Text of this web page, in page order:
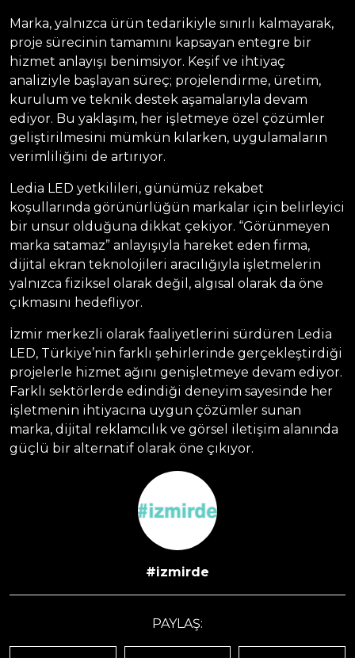
#izmirde
PAYLAŞ:
Marka, yalnızca ürün tedarikiyle sınırlı kalmayarak,
proje sürecinin tamamını kapsayan entegre bir
hizmet anlayışı benimsiyor. Keşif ve ihtiyaç
analiziyle başlayan süreç; projelendirme, üretim,
kurulum ve teknik destek aşamalarıyla devam
ediyor. Bu yaklaşım, her işletmeye özel çözümler
geliştirilmesini mümkün kılarken, uygulamaların
verimliliğini de artırıyor.
Ledia LED yetkilileri, günümüz rekabet
koşullarında görünürlüğün markalar için belirleyici
bir unsur olduğuna dikkat çekiyor. “Görünmeyen
marka satamaz” anlayışıyla hareket eden firma,
dijital ekran teknolojileri aracılığıyla işletmelerin
yalnızca fiziksel olarak değil, algısal olarak da öne
çıkmasını hedefliyor.
İzmir merkezli olarak faaliyetlerini sürdüren Ledia
LED, Türkiye’nin farklı şehirlerinde gerçekleştirdiği
projelerle hizmet ağını genişletmeye devam ediyor.
Farklı sektörlerde edindiği deneyim sayesinde her
işletmenin ihtiyacına uygun çözümler sunan
marka, dijital reklamcılık ve görsel iletişim alanında
güçlü bir alternatif olarak öne çıkıyor.